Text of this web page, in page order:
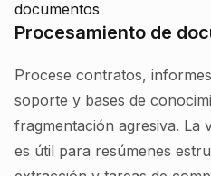
Procesamiento de
Procese contratos,
soporte y bases de
fragmentación agresiva. La
es útil para resúmenes